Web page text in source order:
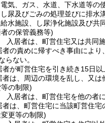
電気、ガス、水道、下水道等の
し尿及びごみの処理並びに排水
給水施設、し尿浄化施設及び共
の保管義務等)
入居者は、町営住宅又は共同
者の責めに帰すべき事由によ
らない。
者が町営住宅を引き続き15日
者は、周辺の環境を乱し、又は
の制限)
入居者は、町営住宅を他の者
者は、町営住宅に当該町営住
更等の制限)